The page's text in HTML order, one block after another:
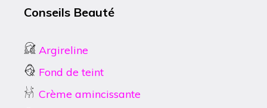
Conseils Beauté
Argireline
Fond de teint
Crème amincissante